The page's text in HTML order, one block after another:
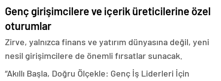
Genç girişimcilere ve içerik üreticilerine özel
oturumlar
Zirve, yalnızca finans ve yatırım dünyasına değil, yeni
nesil girişimcilere de önemli fırsatlar sunacak.
“Akıllı Başla, Doğru Ölçekle: Genç İş Liderleri İçin